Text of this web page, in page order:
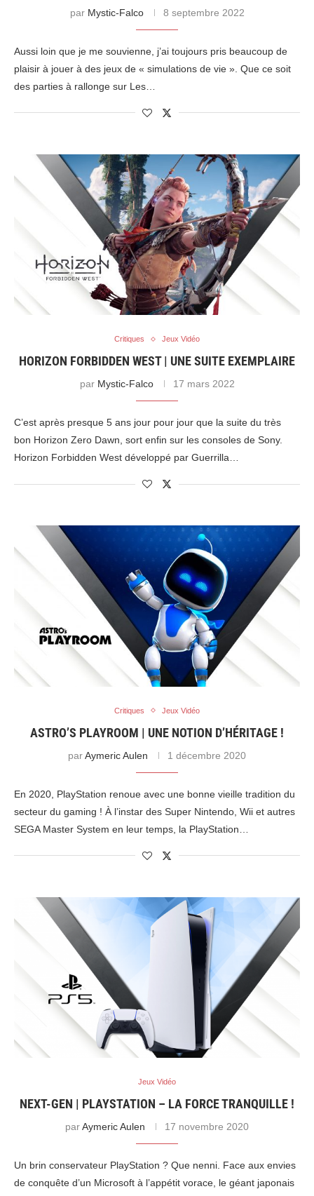
par Mystic-Falco 8 septembre 2022
Aussi loin que je me souvienne, j’ai toujours pris beaucoup de
plaisir à jouer à des jeux de « simulations de vie ». Que ce soit
des parties à rallonge sur Les…
Critiques Jeux Vidéo
HORIZON FORBIDDEN WEST | UNE SUITE EXEMPLAIRE
par Mystic-Falco 17 mars 2022
C’est après presque 5 ans jour pour jour que la suite du très
bon Horizon Zero Dawn, sort enfin sur les consoles de Sony.
Horizon Forbidden West développé par Guerrilla…
Critiques Jeux Vidéo
ASTRO’S PLAYROOM | UNE NOTION D’HÉRITAGE !
parAymeric Aulen 1 décembre 2020
En 2020, PlayStation renoue avec une bonne vieille tradition du
secteur du gaming ! À l’instar des Super Nintendo, Wii et autres
SEGA Master System en leur temps, la PlayStation…
Jeux Vidéo
NEXT-GEN | PLAYSTATION – LA FORCE TRANQUILLE !
parAymeric Aulen 17 novembre 2020
Un brin conservateur PlayStation ? Que nenni. Face aux envies
de conquête d’un Microsoft à l’appétit vorace, le géant japonais